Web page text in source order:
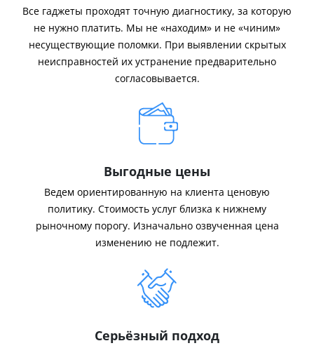
Все гаджеты проходят точную диагностику, за которую
не нужно платить. Мы не «находим» и не «чиним»
несуществующие поломки. При выявлении скрытых
неисправностей их устранение предварительно
согласовывается.
Выгодные цены
Ведем ориентированную на клиента ценовую
политику. Стоимость услуг близка к нижнему
рыночному порогу. Изначально озвученная цена
изменению не подлежит.
Серьёзный подход